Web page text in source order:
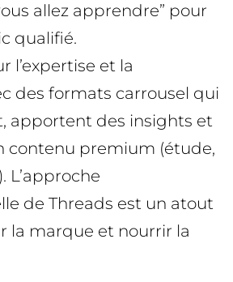
allez apprendre” pour
qualifié.
l’expertise et la
des formats carrousel qui
apportent des insights et
contenu premium (étude,
L’approche
de Threads est un atout
la marque et nourrir la